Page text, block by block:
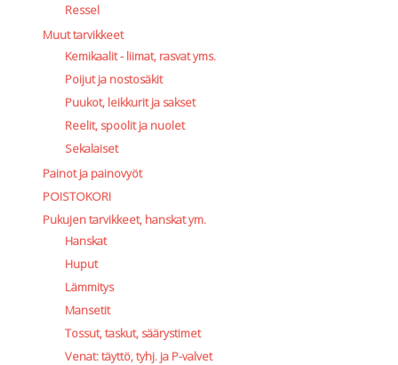
Ressel
Muut tarvikkeet
Kemikaalit - liimat, rasvat yms.
Poijut ja nostosäkit
Puukot, leikkurit ja sakset
Reelit, spoolit ja nuolet
Sekalaiset
Painot ja painovyöt
POISTOKORI
Pukujen tarvikkeet, hanskat ym.
Hanskat
Huput
Lämmitys
Mansetit
Tossut, taskut, säärystimet
Venat: täyttö, tyhj. ja P-valvet